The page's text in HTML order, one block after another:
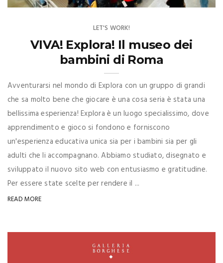
LET'S WORK!
VIVA! Explora! Il museo dei
bambini di Roma
Avventurarsi nel mondo di Explora con un gruppo di grandi
che sa molto bene che giocare è una cosa seria è stata una
bellissima esperienza! Explora è un luogo specialissimo, dove
apprendimento e gioco si fondono e forniscono
un'esperienza educativa unica sia per i bambini sia per gli
adulti che li accompagnano. Abbiamo studiato, disegnato e
sviluppato il nuovo sito web con entusiasmo e gratitudine.
Per essere state scelte per rendere il ...
READ MORE